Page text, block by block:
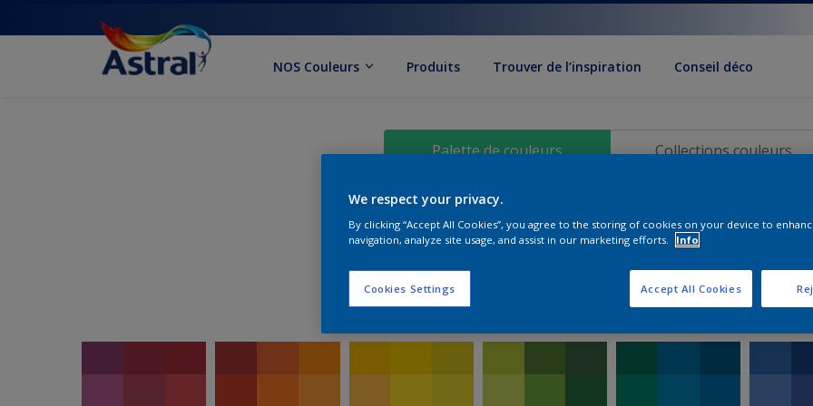
NOS Couleurs Produits Trouver de l’inspiration Conseil déco
Palette de couleurs Collections couleurs
Choisissez votre palette de
We respect your privacy.
By clicking “Accept All Cookies”, you agree to the storing of cookies on your device to
navigation, analyze site usage, and assist in our marketing efforts.
Info
Cookies Settings Accept All Cookies